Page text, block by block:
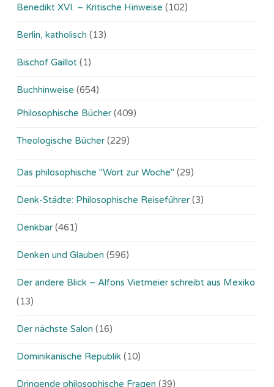
Benedikt XVI. – Kritische Hinweise (102)
Berlin, katholisch (13)
Bischof Gaillot (1)
Buchhinweise (654)
Philosophische Bücher (409)
Theologische Bücher (229)
Das philosophische "Wort zur Woche" (29)
Denk-Städte: Philosophische Reiseführer (3)
Denkbar (461)
Denken und Glauben (596)
Der andere Blick – Alfons Vietmeier schreibt aus Mexiko
(13)
Der nächste Salon (16)
Dominikanische Republik (10)
Dringende philosophische Fragen (39)